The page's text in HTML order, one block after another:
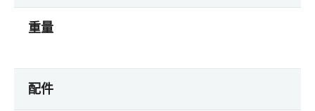
重量
配件